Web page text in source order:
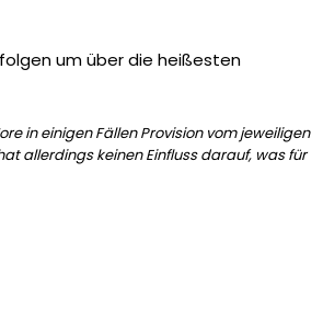
folgen um über die heißesten
in einigen Fällen Provision vom jeweiligen
allerdings keinen Einfluss darauf, was für